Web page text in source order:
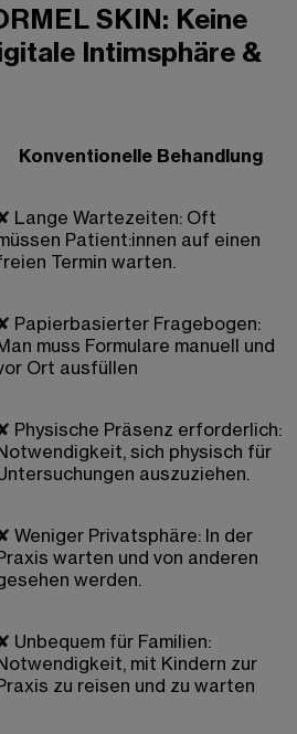
SKIN: Keine
Intimsphäre &
Konventionelle Behandlung
Lange Wartezeiten: Oft
Patient:innen auf einen
Termin warten.
Papierbasierter Fragebogen:
muss Formulare manuell und
Ort ausfüllen
Physische Präsenz erforderlich:
sich physisch für
auszuziehen.
Weniger Privatsphäre: In der
warten und von anderen
werden.
Unbequem für Familien:
mit Kindern zur
zu reisen und zu warten